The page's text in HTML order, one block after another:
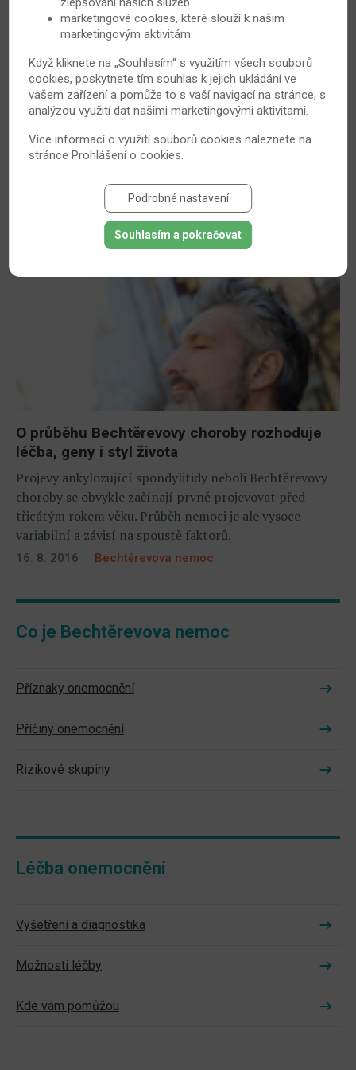
Podpořte klouby správným jídelníčkem
Ztuhlá záda a kyčle, bolesti kloubů či únava. Každý se
někdy takhle cítí, jsou však bohužel lidé, pro které je
tento stav každodenní realitou. Bechtěrevova choroba
neboli ankylozující spondylitida je chronické zánětlivé
revmatických chorob, které nemocným umí připravit
nepříjemné chvilky.
Bechtěrevova nemoc
O průběhu Bechtěrevovy choroby rozhoduje
léčba, geny i styl života
Projevy ankylozující spondylitidy neboli Bechtěrevovy
choroby se obvykle začínají prvně projevovat před
třicátým rokem věku. Průběh nemoci je ale vysoce
variabilní a závisí na spoustě faktorů.
16. 8. 2016 Bechtěrevova nemoc
Co je Bechtěrevova nemoc
Příznaky onemocnění
Příčiny onemocnění
Rizikové skupiny
Léčba onemocnění
Vyšetření a diagnostika
Možnosti léčby
Kde vám pomůžou
marketingové cookies, které slouží k našim
marketingovým aktivitám
Když kliknete na „Souhlasím“ s využitím všech souborů
cookies, poskytnete tím souhlas k jejich ukládání ve
vašem zařízení a pomůže to s vaší navigací na stránce, s
analýzou využití dat našimi marketingovými aktivitami.
Více informací o využití souborů cookies naleznete na
stránceProhlášení o cookies
Podrobné nastavení
Souhlasím a pokračovat